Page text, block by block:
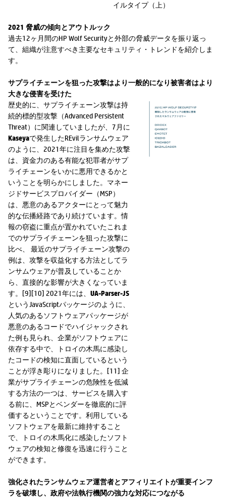
イルタイプ（上）
2021 脅威の傾向とアウトルック
過去12ヶ月間のHP Wolf Securityと外部の脅威データを振り返っ
て、組織が注意すべき主要なセキュリティ・トレンドを紹介しま
す。
サプライチェーンを狙った攻撃はより一般的になり被害者はより
大きな侵害を受けた
歴史的に、サプライチェーン攻撃は持
続的標的型攻撃（Advanced Persistent
Threat）に関連していましたが、7月に
Kaseyaで発生したREvilランサムウェア
のように、2021年に注目を集めた攻撃
は、資金力のある有能な犯罪者がサプ
ライチェーンをいかに悪用できるかと
いうことを明らかにしました。マネー
ジドサービスプロバイダー（MSP）
は、悪意のあるアクターにとって魅力
的な伝播経路であり続けています。情
報の窃盗に重点が置かれていたこれま
でのサプライチェーンを狙った攻撃に
比べ、 最近のサプライチェーン攻撃の
例は、攻撃を収益化する方法としてラ
ンサムウェアが普及していることか
ら、直接的な影響が大きくなっていま
す。[9][10] 2021年には、 UA-Parser-JS
というJavaScriptパッケージのように、
人気のあるソフトウェアパッケージが
悪意のあるコードでハイジャックされ
た例も見られ、企業がソフトウェアに
依存する中で、トロイの木馬に感染し
たコードの検知に直面しているという
ことが浮き彫りになりました。[11] 企
業がサプライチェーンの危険性を低減
する方法の一つは、サービスを購入す
る前に、MSPとベンダーを徹底的に評
価するということです。利用している
ソフトウェアを最新に維持すること
で、トロイの木馬化に感染したソフト
ウェアの検知と修復を迅速に行うこと
ができます。
強化されたランサムウェア運営者とアフィリエイトが重要インフ
ラを破壊し、政府や法執行機関の強力な対応につながる